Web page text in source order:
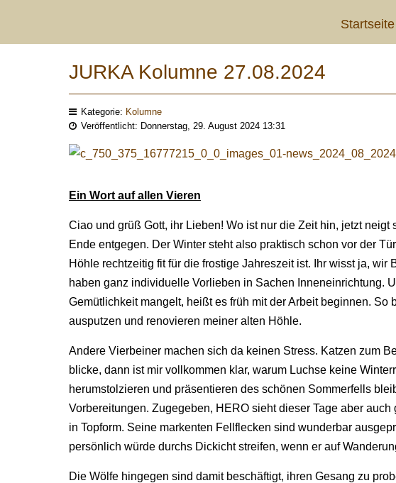
Startseite
JURKA Kolumne 27.08.2024
Kategorie: Kolumne
Veröffentlicht: Donnerstag, 29. August 2024 13:31
Ein Wort auf allen Vieren
Ciao und grüß Gott, ihr Lieben! Wo ist nur die Zeit hin, jetzt
Ende entgegen. Der Winter steht also praktisch schon vor der
Höhle rechtzeitig fit für die frostige Jahreszeit ist. Ihr wisst ja, wir
haben ganz individuelle Vorlieben in Sachen Inneneinrichtung.
Gemütlichkeit mangelt, heißt es früh mit der Arbeit beginnen. So
ausputzen und renovieren meiner alten Höhle.
Andere Vierbeiner machen sich da keinen Stress. Katzen zum
blicke, dann ist mir vollkommen klar, warum Luchse keine
herumstolzieren und präsentieren des schönen Sommerfells
Vorbereitungen. Zugegeben, HERO sieht dieser Tage aber
in Topform. Seine markenten Fellflecken sind wunderbar
persönlich würde durchs Dickicht streifen, wenn er auf
Die Wölfe hingegen sind damit beschäftigt, ihren Gesang zu